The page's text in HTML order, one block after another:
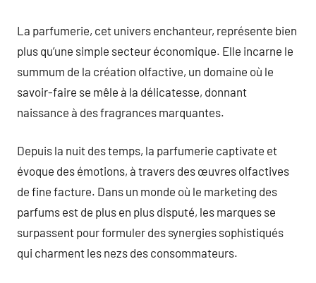
La parfumerie, cet univers enchanteur, représente bien
plus qu’une simple secteur économique. Elle incarne le
summum de la création olfactive, un domaine où le
savoir-faire se mêle à la délicatesse, donnant
naissance à des fragrances marquantes.
Depuis la nuit des temps, la parfumerie captivate et
évoque des émotions, à travers des œuvres olfactives
de fine facture. Dans un monde où le marketing des
parfums est de plus en plus disputé, les marques se
surpassent pour formuler des synergies sophistiqués
qui charment les nezs des consommateurs.